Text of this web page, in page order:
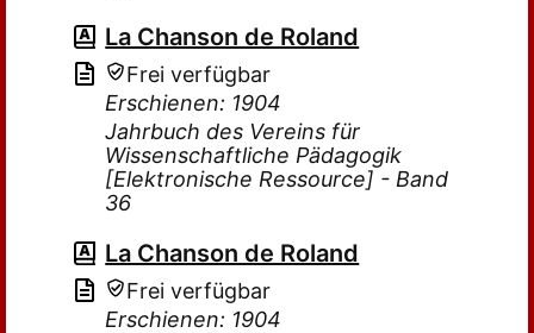
La Chanson de Roland
Frei verfügbar
Erschienen: 1904
Jahrbuch des Vereins für
Wissenschaftliche Pädagogik
[Elektronische Ressource] - Band
36
La Chanson de Roland
Frei verfügbar
Erschienen: 1904